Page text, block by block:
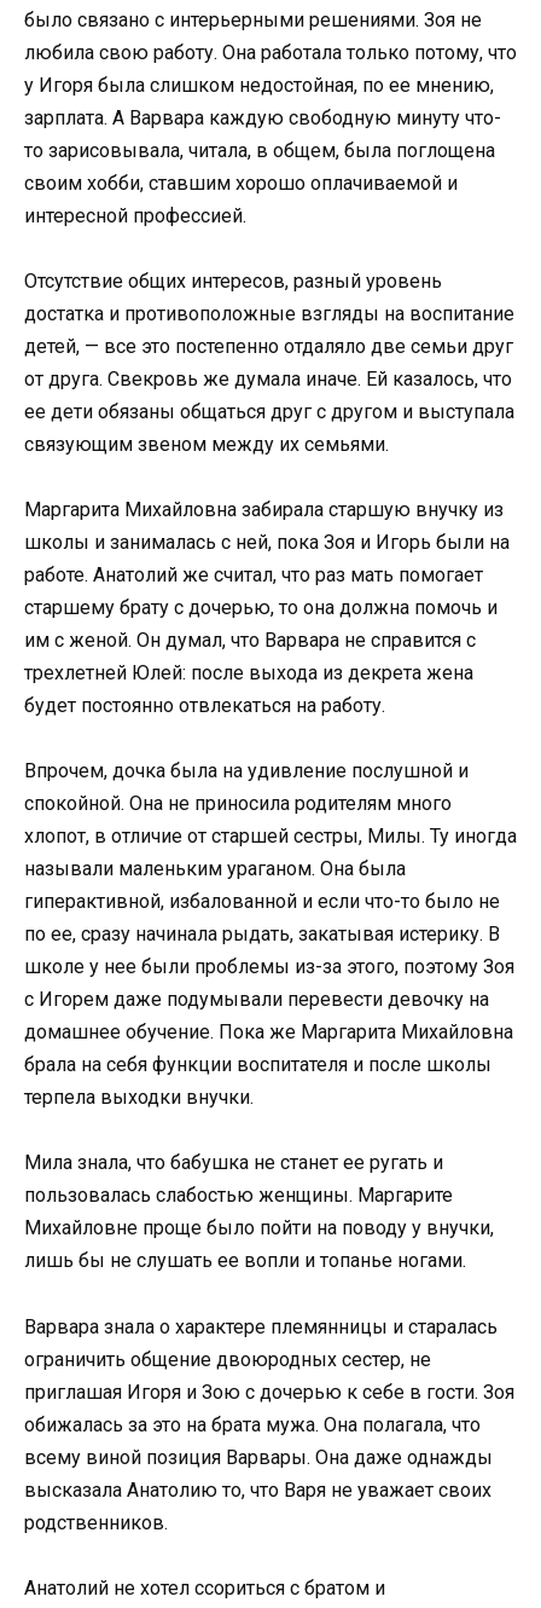
было связано с интерьерными решениями. Зоя не
любила свою работу. Она работала только потому, что
у Игоря была слишком недостойная, по ее мнению,
зарплата. А Варвара каждую свободную минуту что-
то зарисовывала, читала, в общем, была поглощена
своим хобби, ставшим хорошо оплачиваемой и
интересной профессией.
Отсутствие общих интересов, разный уровень
достатка и противоположные взгляды на воспитание
детей, — все это постепенно отдаляло две семьи друг
от друга. Свекровь же думала иначе. Ей казалось, что
ее дети обязаны общаться друг с другом и выступала
связующим звеном между их семьями.
Маргарита Михайловна забирала старшую внучку из
школы и занималась с ней, пока Зоя и Игорь были на
работе. Анатолий же считал, что раз мать помогает
старшему брату с дочерью, то она должна помочь и
им с женой. Он думал, что Варвара не справится с
трехлетней Юлей: после выхода из декрета жена
будет постоянно отвлекаться на работу.
Впрочем, дочка была на удивление послушной и
спокойной. Она не приносила родителям много
хлопот, в отличие от старшей сестры, Милы. Ту иногда
называли маленьким ураганом. Она была
гиперактивной, избалованной и если что-то было не
по ее, сразу начинала рыдать, закатывая истерику. В
школе у нее были проблемы из-за этого, поэтому Зоя
с Игорем даже подумывали перевести девочку на
домашнее обучение. Пока же Маргарита Михайловна
брала на себя функции воспитателя и после школы
терпела выходки внучки.
Мила знала, что бабушка не станет ее ругать и
пользовалась слабостью женщины. Маргарите
Михайловне проще было пойти на поводу у внучки,
лишь бы не слушать ее вопли и топанье ногами.
Варвара знала о характере племянницы и старалась
ограничить общение двоюродных сестер, не
приглашая Игоря и Зою с дочерью к себе в гости. Зоя
обижалась за это на брата мужа. Она полагала, что
всему виной позиция Варвары. Она даже однажды
высказала Анатолию то, что Варя не уважает своих
родственников.
Анатолий не хотел ссориться с братом и